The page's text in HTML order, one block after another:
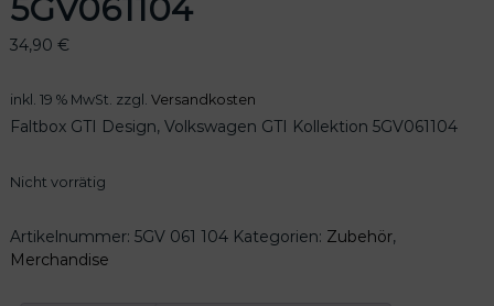
5GV061104
34,90 €
inkl. 19 % MwSt. zzgl. Versandkosten
Faltbox GTI Design, Volkswagen GTI Kollektion 5GV061104
Nicht vorrätig
Artikelnummer: 5GV 061 104 Kategorien: Zubehör,
Merchandise